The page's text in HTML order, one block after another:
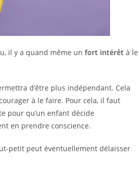
il y a quand même un fort intérêt à le
d’être plus indépendant. Cela
à le faire. Pour cela, il faut
pour qu’un enfant décide
en prendre conscience.
petit peut éventuellement délaisser